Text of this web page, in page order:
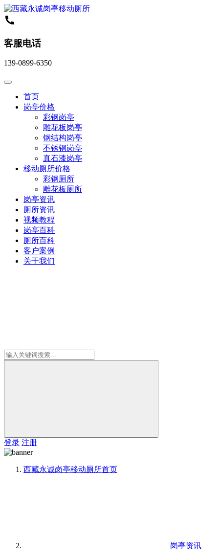
客服电话
139-0899-6350
首页
岗亭价格
彩钢岗亭
雕花板岗亭
钢结构岗亭
不锈钢岗亭
真石漆岗亭
移动厕所价格
彩钢厕所
雕花板厕所
岗亭资讯
厕所资讯
视频教程
岗亭百科
厕所百科
客户案例
关于我们
登录 注册
西藏永诚岗亭移动厕所首页
岗亭资讯